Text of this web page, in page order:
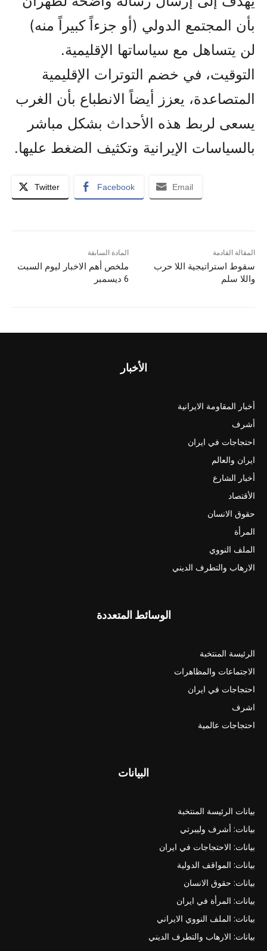
بأن المجتمع الدولي (أو جزءاً كبيراً منه)
لن يتساهل مع سياساتها الإقليمية.
التوقيت، في خضم التوترات الإقليمية
المتصاعدة، يعزز أيضاً الانطباع بأن الغرب
يسعى لربط هذه الأحداث بشكل مباشر
بالسياسات الإيرانية وتكثيف الضغط عليها.
Twitter Facebook Email
المادة السابقة
ملخص أهم الاخبار لیوم السبت
6 ديسمبر
المقالة القادمة
سقوط استراتيجية اللا حرب
واللا سلم
الأخبار
أخبار المقاومة الايرانية
أشرف
احتجاجات في ايران
ايران والعالم
أخبار الشارع
الأقتصاد
حقوق الانسان
المرأة
الملف النووي
الارهاب والتطرف الديني
الوسائط المتعددة
الرئيسة المنتخبة
الاجتماعات والمظاهرات
احتجاجات في ايران
اشرف
احتجاجات عالمية
البيانات
بيانات الرئيسة المنتخبة
بيانات: أشرف وليبرتي
بيانات: الاحتجاجات في ايران
بيانات: المواقف الدولية
بيانات: حقوق الانسان
بيانات: المرأة في ايران
بيانات: الملف النووي الايراني
بيانات: الارهاب والتطرف الديني